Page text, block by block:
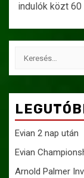
indulók közt 60
Keresés:
Evian 2 nap után
Evian
Arnold Palmer